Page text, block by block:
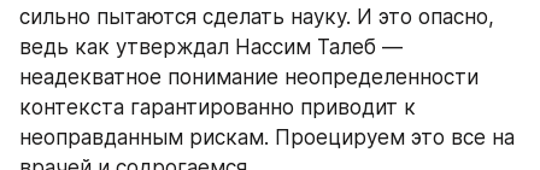
сильно пытаются сделать науку. И это опасно,
ведь как утверждал Нассим Талеб —
неадекватное понимание неопределенности
контекста гарантированно приводит к
неоправданным рискам. Проецируем это все на